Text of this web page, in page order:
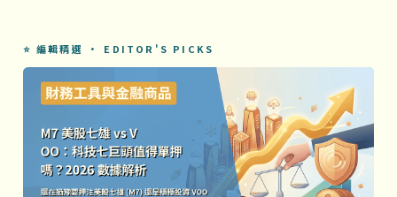
⭐ 編輯精選 · EDITOR'S PICKS